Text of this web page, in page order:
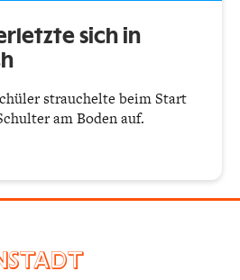
sich in
strauchelte beim Start
am Boden auf.